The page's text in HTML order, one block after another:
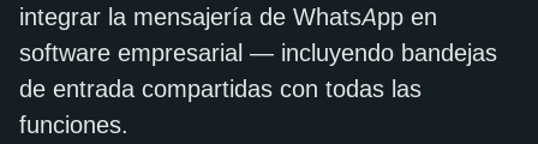
integrar la mensajería de WhatsApp en
software empresarial — incluyendo bandejas
de entrada compartidas con todas las
funciones.